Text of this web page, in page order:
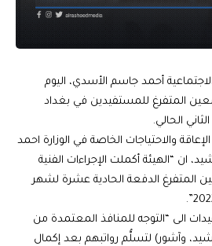
أحمد جاسم الأسدي، اليوم
المتفرغ للمستفيدين في بغداد
الحالي.
والاحتياجات الخاصة في الوزارة احمد
ان “الهيئة أكملت الإجراءات الفنية
المتفرغ ‏الدفعة الحادية عشرة لشهر
الى “التوجه للمنافذ ‏المعتمدة من
وآشور) لتسلُّم رواتبهم بعد إكمال